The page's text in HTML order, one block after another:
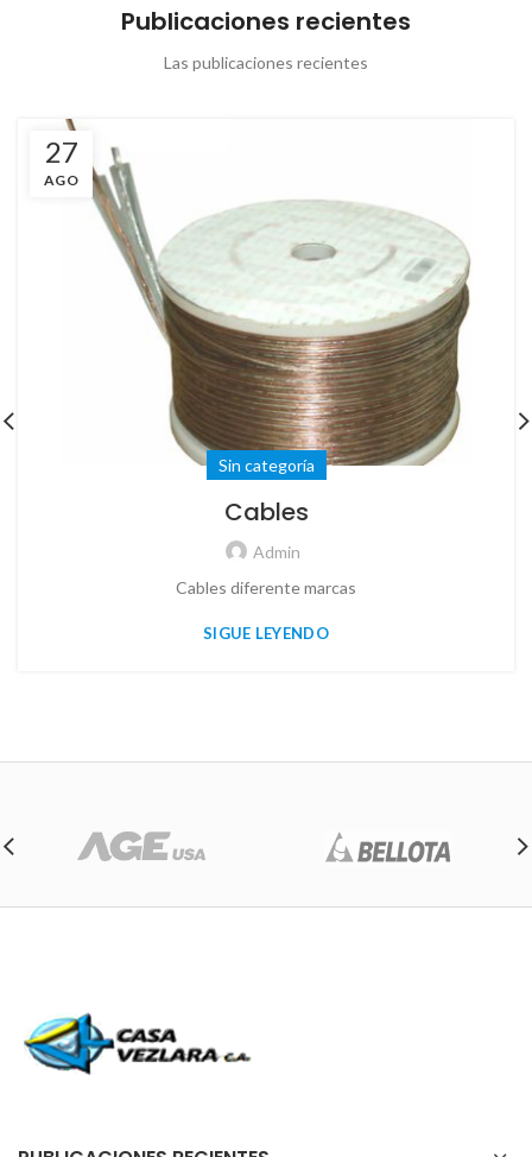
Publicaciones recientes
Las publicaciones recientes
27
AGO
Sin categoría
Cables
Admin
Cables diferente marcas
SIGUE LEYENDO